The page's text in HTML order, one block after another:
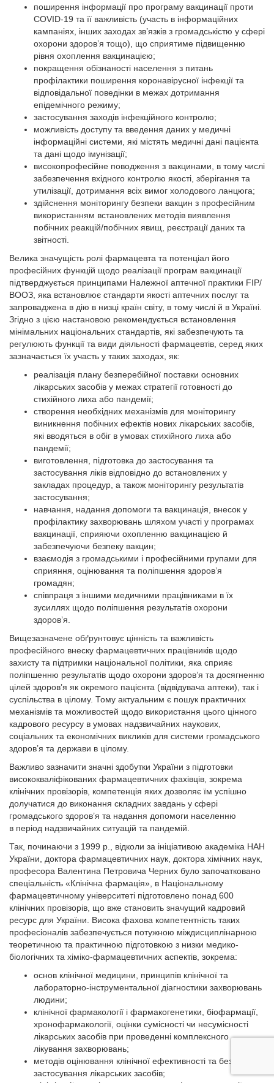
поширення інформації про програму вакцинації проти
COVID-19 та її важливість (участь в інформаційних
кампаніях, інших заходах зв’язків з громадськістю у сфері
охорони здоров’я тощо), що сприятиме підвищенню
рівня охоплення вакцинацією;
покращення обізнаності населення з питань
профілактики поширення коронавірусної інфекції та
відповідальної поведінки в межах дотримання
епідемічного режиму;
застосування заходів інфекційного контролю;
можливість доступу та введення даних у медичні
інформаційні системи, які містять медичні дані пацієнта
та дані щодо імунізації;
високопрофесійне поводження з вакцинами, в тому числі
забезпечення вхідного контролю якості, зберігання та
утилізації, дотримання всіх вимог холодового ланцюга;
здійснення моніторингу безпеки вакцин з професійним
використанням встановлених методів виявлення
побічних реакцій/побічних явищ, реєстрації даних та
звітності.
Велика значущість ролі фармацевта та потенціал його
професійних функцій щодо реалізації програм вакцинації
підтверджується принципами Належної аптечної практики FIP/
ВООЗ, яка встановлює стандарти якості аптечних послуг та
запроваджена в дію в низці країн світу, в тому числі й в Україні.
Згідно з цією настановою рекомендується встановлення
мінімальних національних стандартів, які забезпечують та
регулюють функції та види діяльності фармацевтів, серед яких
зазначається їх участь у таких заходах, як:
реалізація плану безперебійної поставки основних
лікарських засобів у межах стратегії готовності до
стихійного лиха або пандемії;
створення необхідних механізмів для моніторингу
виникнення побічних ефектів нових лікарських засобів,
які вводяться в обіг в умовах стихійного лиха або
пандемії;
виготовлення, підготовка до застосування та
застосування ліків відповідно до встановлених у
закладах процедур, а також моніторингу результатів
застосування;
навчання, надання допомоги та вакцинація, внесок у
профілактику захворювань шляхом участі у програмах
вакцинації, сприяючи охопленню вакцинацією й
забезпечуючи безпеку вакцин;
взаємодія з громадськими і професійними групами для
сприяння, оцінювання та поліпшення здоров’я
громадян;
співпраця з іншими медичними працівниками в їх
зусиллях щодо поліпшення результатів охорони
здоров’я.
Вищезазначене обґрунтовує цінність та важливість
професійного внеску фармацевтичних працівників щодо
захисту та підтримки національної політики, яка сприяє
поліпшенню результатів щодо охорони здоров’я та досягненню
цілей здоров’я як окремого пацієнта (відвідувача аптеки), так і
суспільства в цілому. Тому актуальним є пошук практичних
механізмів та можливостей щодо використання цього цінного
кадрового ресурсу в умовах надзвичайних наукових,
соціальних та економічних викликів для системи громадського
здоров’я та держави в цілому.
Важливо зазначити значні здобутки України з підготовки
висококваліфікованих фармацевтичних фахівців, зокрема
клінічних провізорів, компетенція яких дозволяє їм успішно
долучатися до виконання складних завдань у сфері
громадського здоров’я та надання допомоги населенню
в період надзвичайних ситуацій та пандемій.
Так, починаючи з 1999 р., відколи за ініціативою академіка НАН
України, доктора фармацевтичних наук, доктора хімічних наук,
професора Валентина Петровича Черних було започатковано
спеціальність «Клінічна фармація», в Національному
фармацевтичному університеті підготовлено понад 600
клінічних провізорів, що вже становить значущий кадровий
ресурс для України. Висока фахова компетентність таких
професіоналів забезпечується потужною міждисциплінарною
теоретичною та практичною підготовкою з низки медико-
біологічних та хіміко-фармацевтичних аспектів, зокрема:
основ клінічної медицини, принципів клінічної та
лабораторно-інструментальної діагностики захворювань
людини;
клінічної фармакології і фармакогенетики, біофармації,
хронофармакології, оцінки сумісності чи несумісності
лікарських засобів при проведенні комплексного
лікування захворювань;
методів оцінювання клінічної ефективності та безпеки
застосування лікарських засобів;